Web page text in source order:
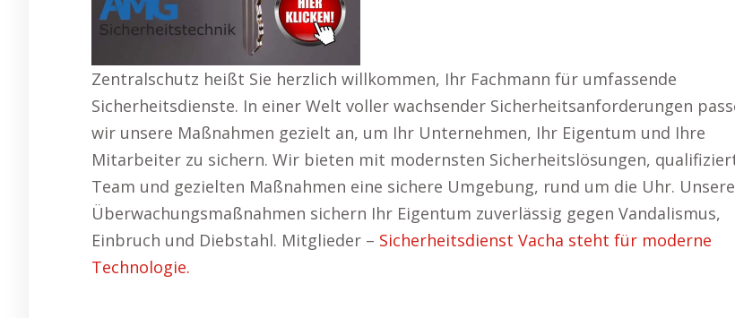
Zentralschutz heißt Sie herzlich willkommen, Ihr Fachmann für umfassende
Sicherheitsdienste. In einer Welt voller wachsender Sicherheitsanforderungen
wir unsere Maßnahmen gezielt an, um Ihr Unternehmen, Ihr Eigentum und Ihre
Mitarbeiter zu sichern. Wir bieten mit modernsten Sicherheitslösungen,
Team und gezielten Maßnahmen eine sichere Umgebung, rund um die Uhr. Unsere
Überwachungsmaßnahmen sichern Ihr Eigentum zuverlässig gegen Vandalismus,
Einbruch und Diebstahl. Mitglieder – Sicherheitsdienst Vacha steht für moderne
Technologie.